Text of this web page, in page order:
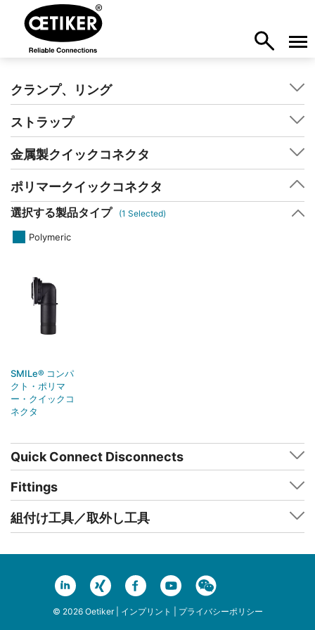
クランプ、リング
ストラップ
金属製クイックコネクタ
ポリマークイックコネクタ
選択する製品タイプ (1 Selected)
Polymeric
SMILe® コンパ
クト・ポリマ
ー・クイックコ
ネクタ
Quick Connect Disconnects
Fittings
組付け工具／取外し工具
© 2026 Oetiker | インプリント プライバシーポリシー